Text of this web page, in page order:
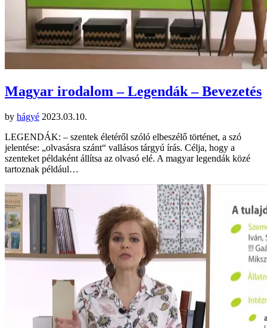
Magyar irodalom – Legendák – Bevezetés
by hágyé 2023.03.10.
LEGENDÁK: – szentek életéről szóló elbeszélő történet, a szó
jelentése: „olvasásra szánt“ vallásos tárgyú írás. Célja, hogy a
szenteket példaként állítsa az olvasó elé. A magyar legendák közé
tartoznak például…